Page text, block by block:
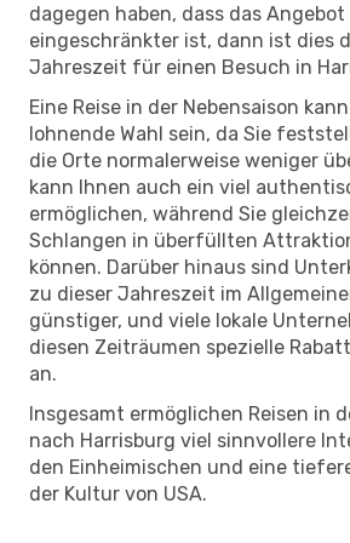
dagegen haben, dass das
eingeschränkter ist, dann ist dies
Jahreszeit für einen Besuch in
Eine Reise in der Nebensaison
lohnende Wahl sein, da Sie
die Orte normalerweise weniger
kann Ihnen auch ein viel
ermöglichen, während Sie
Schlangen in überfüllten
können. Darüber hinaus sind
zu dieser Jahreszeit im
günstiger, und viele lokale
diesen Zeiträumen spezielle
an.
Insgesamt ermöglichen Reisen in
nach Harrisburg viel sinnvollere
den Einheimischen und eine
der Kultur von USA.